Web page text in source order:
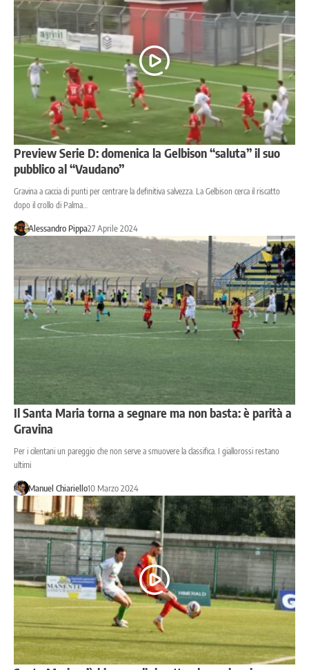
Preview Serie D: domenica la Gelbison “saluta” il suo
pubblico al “Vaudano”
Gravina a caccia di punti per centrare la definitiva salvezza. La Gelbison cerca il riscatto
dopo il crollo di Palma…
Alessandro Pippa27 Aprile 2024
Il Santa Maria torna a segnare ma non basta: è parità a
Gravina
Per i cilentani un pareggio che non serve a smuovere la classifica. I giallorossi restano
ultimi
Manuel Chiariello10 Marzo 2024